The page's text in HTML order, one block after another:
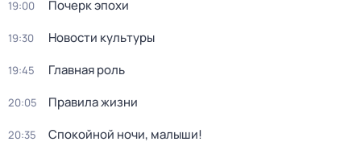
19:00 Почерк эпохи
19:30 Новости культуры
19:45 Главная роль
20:05 Правила жизни
20:35 Спокойной ночи, малыши!